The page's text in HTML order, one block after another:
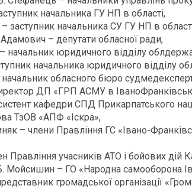
начальника ГУ НП в області,
заступник начальника СУ ГУ НП в
– депутати обласної ради,
начальник юридичного відділу
начальника юридичного відділу
начальник обласного бюро
ДП «ГРП АСМУ в
кафедри СПД Прикарпатського
ТзОВ «АПФ «Іскра»,
– члени Правління ГС «Івано-
Правління учасників АТО і бойових дій
Мойсишин – ГО «Народна самооборона
громадської організації